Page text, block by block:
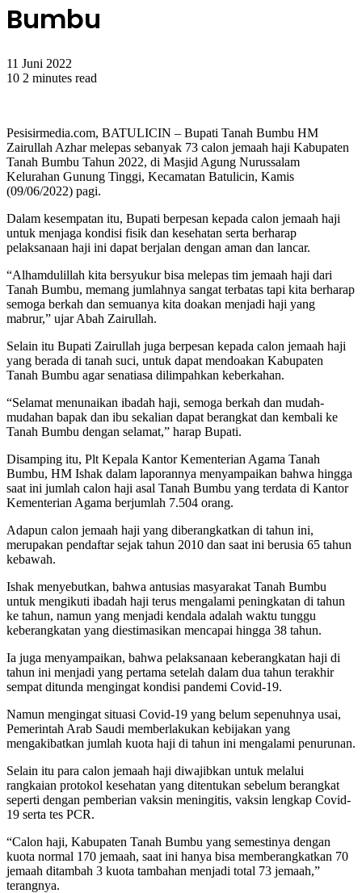
Bumbu
11 Juni 2022
10 2 minutes read
Pesisirmedia.com, BATULICIN – Bupati Tanah Bumbu HM
Zairullah Azhar melepas sebanyak 73 calon jemaah haji Kabupaten
Tanah Bumbu Tahun 2022, di Masjid Agung Nurussalam
Kelurahan Gunung Tinggi, Kecamatan Batulicin, Kamis
(09/06/2022) pagi.
Dalam kesempatan itu, Bupati berpesan kepada calon jemaah haji
untuk menjaga kondisi fisik dan kesehatan serta berharap
pelaksanaan haji ini dapat berjalan dengan aman dan lancar.
“Alhamdulillah kita bersyukur bisa melepas tim jemaah haji dari
Tanah Bumbu, memang jumlahnya sangat terbatas tapi kita berharap
semoga berkah dan semuanya kita doakan menjadi haji yang
mabrur,” ujar Abah Zairullah.
Selain itu Bupati Zairullah juga berpesan kepada calon jemaah haji
yang berada di tanah suci, untuk dapat mendoakan Kabupaten
Tanah Bumbu agar senatiasa dilimpahkan keberkahan.
“Selamat menunaikan ibadah haji, semoga berkah dan mudah-
mudahan bapak dan ibu sekalian dapat berangkat dan kembali ke
Tanah Bumbu dengan selamat,” harap Bupati.
Disamping itu, Plt Kepala Kantor Kementerian Agama Tanah
Bumbu, HM Ishak dalam laporannya menyampaikan bahwa hingga
saat ini jumlah calon haji asal Tanah Bumbu yang terdata di Kantor
Kementerian Agama berjumlah 7.504 orang.
Adapun calon jemaah haji yang diberangkatkan di tahun ini,
merupakan pendaftar sejak tahun 2010 dan saat ini berusia 65 tahun
kebawah.
Ishak menyebutkan, bahwa antusias masyarakat Tanah Bumbu
untuk mengikuti ibadah haji terus mengalami peningkatan di tahun
ke tahun, namun yang menjadi kendala adalah waktu tunggu
keberangkatan yang diestimasikan mencapai hingga 38 tahun.
Ia juga menyampaikan, bahwa pelaksanaan keberangkatan haji di
tahun ini menjadi yang pertama setelah dalam dua tahun terakhir
sempat ditunda mengingat kondisi pandemi Covid-19.
Namun mengingat situasi Covid-19 yang belum sepenuhnya usai,
Pemerintah Arab Saudi memberlakukan kebijakan yang
mengakibatkan jumlah kuota haji di tahun ini mengalami penurunan.
Selain itu para calon jemaah haji diwajibkan untuk melalui
rangkaian protokol kesehatan yang ditentukan sebelum berangkat
seperti dengan pemberian vaksin meningitis, vaksin lengkap Covid-
19 serta tes PCR.
“Calon haji, Kabupaten Tanah Bumbu yang semestinya dengan
kuota normal 170 jemaah, saat ini hanya bisa memberangkatkan 70
jemaah ditambah 3 kuota tambahan menjadi total 73 jemaah,”
terangnya.